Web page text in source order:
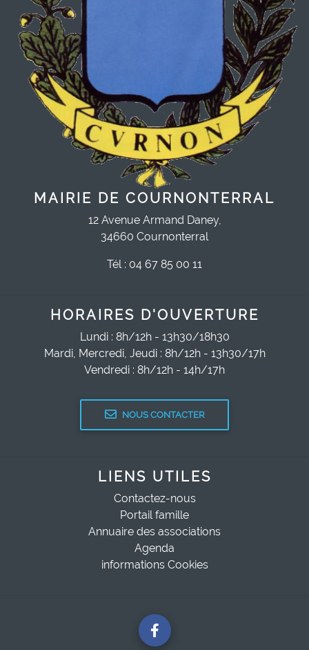
MAIRIE DE COURNONTERRAL
12 Avenue Armand Daney,
34660 Cournonterral
Tél : 04 67 85 00 11
HORAIRES D'OUVERTURE
Lundi : 8h/12h - 13h30/18h30
Mardi, Mercredi, Jeudi : 8h/12h - 13h30/17h
Vendredi : 8h/12h - 14h/17h
NOUS CONTACTER
LIENS UTILES
Contactez-nous
Portail famille
Annuaire des associations
Agenda
informations Cookies